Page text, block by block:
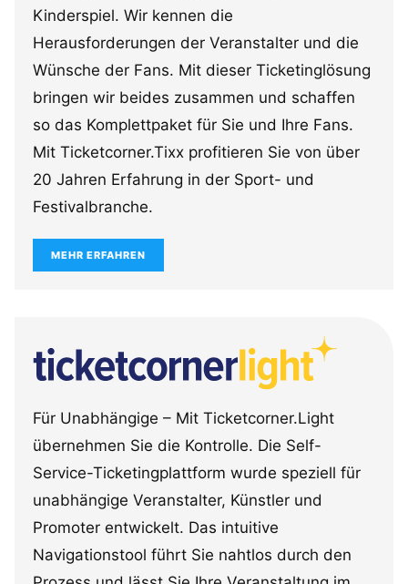
Kinderspiel. Wir kennen die
Herausforderungen der Veranstalter und die
Wünsche der Fans. Mit dieser Ticketinglösung
bringen wir beides zusammen und schaffen
so das Komplettpaket für Sie und Ihre Fans.
Mit Ticketcorner.Tixx profitieren Sie von über
20 Jahren Erfahrung in der Sport- und
Festivalbranche.
MEHR ERFAHREN
Für Unabhängige – Mit Ticketcorner.Light
übernehmen Sie die Kontrolle. Die Self-
Service-Ticketingplattform wurde speziell für
unabhängige Veranstalter, Künstler und
Promoter entwickelt. Das intuitive
Navigationstool führt Sie nahtlos durch den